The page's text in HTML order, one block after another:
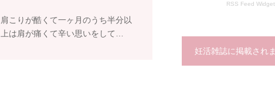
肩こりが酷くて一ヶ月のうち半分以
上は肩が痛くて辛い思いをして…
RSS Feed Widget
妊活雑誌に掲載され